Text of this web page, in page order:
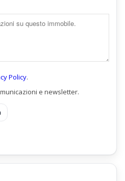
Policy.
e newsletter.